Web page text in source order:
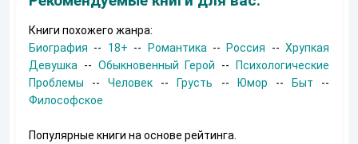
Книги похожего жанра:
Биография -- 18+ -- Романтика -- Россия -- Хрупкая
Девушка -- Обыкновенный Герой --
Психологические
Проблемы --Человек -- Грусть -- Юмор -- Быт --
Философское
Популярные книги на основе рейтинга.